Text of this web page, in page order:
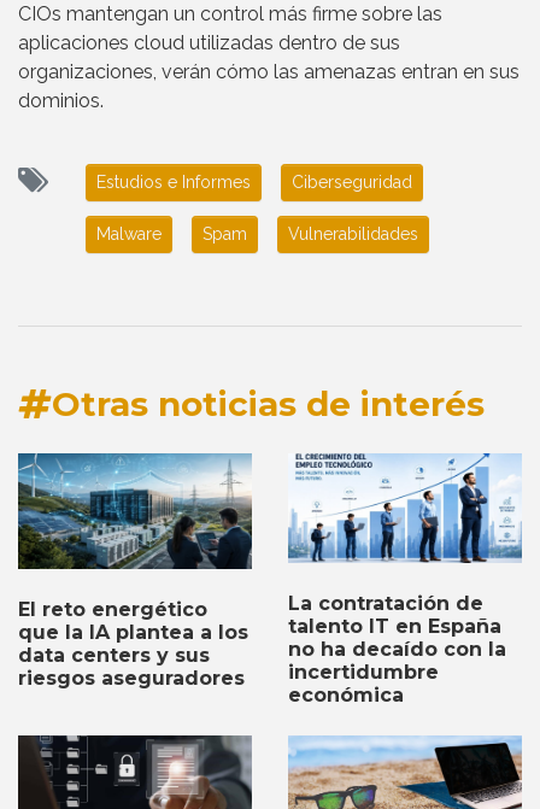
CIOs mantengan un control más firme sobre las
aplicaciones cloud utilizadas dentro de sus
organizaciones, verán cómo las amenazas entran en sus
dominios.
Estudios e Informes Ciberseguridad
Malware Spam Vulnerabilidades
Otras noticias de interés
El reto energético
que la IA plantea a los
data centers y sus
riesgos aseguradores
La contratación de
talento IT en España
no ha decaído con la
incertidumbre
económica